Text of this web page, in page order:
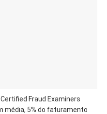
Fraud Examiners
média, 5% do faturamento